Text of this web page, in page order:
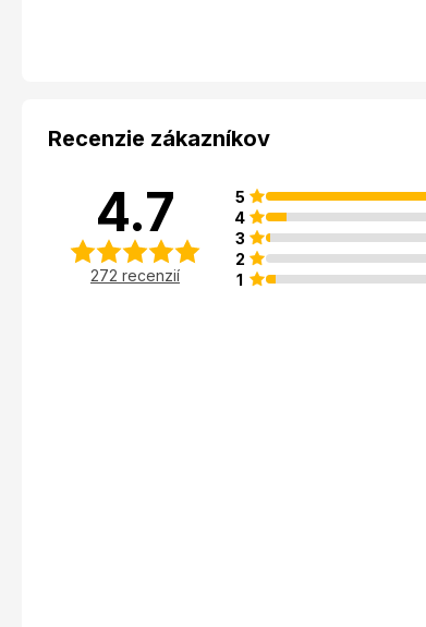
Recenzie zákazníkov
4.7
272 recenzií
5
4
3
2
1